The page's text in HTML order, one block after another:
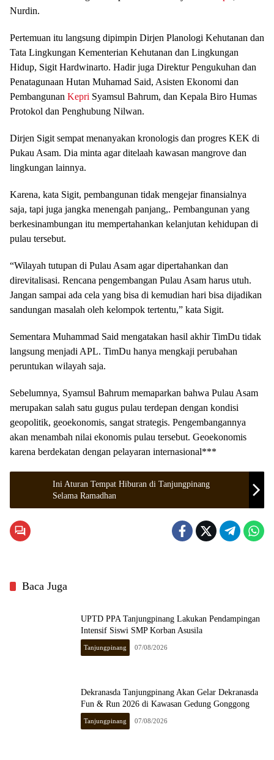
Nurdin.
Pertemuan itu langsung dipimpin Dirjen Planologi Kehutanan dan
Tata Lingkungan Kementerian Kehutanan dan Lingkungan
Hidup, Sigit Hardwinarto. Hadir juga Direktur Pengukuhan dan
Penatagunaan Hutan Muhamad Said, Asisten Ekonomi dan
Pembangunan Kepri Syamsul Bahrum, dan Kepala Biro Humas
Protokol dan Penghubung Nilwan.
Dirjen Sigit sempat menanyakan kronologis dan progres KEK di
Pukau Asam. Dia minta agar ditelaah kawasan mangrove dan
lingkungan lainnya.
Karena, kata Sigit, pembangunan tidak mengejar finansialnya
saja, tapi juga jangka menengah panjang,. Pembangunan yang
berkesinambungan itu mempertahankan kelanjutan kehidupan di
pulau tersebut.
“Wilayah tutupan di Pulau Asam agar dipertahankan dan
direvitalisasi. Rencana pengembangan Pulau Asam harus utuh.
Jangan sampai ada cela yang bisa di kemudian hari bisa dijadikan
sandungan masalah oleh kelompok tertentu,” kata Sigit.
Sementara Muhammad Said mengatakan hasil akhir TimDu tidak
langsung menjadi APL. TimDu hanya mengkaji perubahan
peruntukan wilayah saja.
Sebelumnya, Syamsul Bahrum memaparkan bahwa Pulau Asam
merupakan salah satu gugus pulau terdepan dengan kondisi
geopolitik, geoekonomis, sangat strategis. Pengembangannya
akan menambah nilai ekonomis pulau tersebut. Geoekonomis
karena berdekatan dengan pelayaran internasional***
Ini Aturan Tempat Hiburan di Tanjungpinang
Selama Ramadhan
Baca Juga
UPTD PPA Tanjungpinang Lakukan Pendampingan
Intensif Siswi SMP Korban Asusila
Tanjungpinang 07/08/2026
Dekranasda Tanjungpinang Akan Gelar Dekranasda
Fun & Run 2026 di Kawasan Gedung Gonggong
Tanjungpinang 07/08/2026